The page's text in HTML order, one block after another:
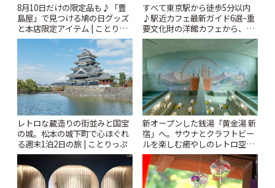
8月10日だけの限定品も♪「豊
島屋」で見つける鳩の日グッズ
と本店限定アイテム | ことりっ
ぷ
すべて東京駅から徒歩5分以内
♪駅近カフェ最新ガイド6選~重
要文化財の洋館カフェから、改
札すぐのレトロ喫茶まで~ | こと
レトロな蔵造りの街並みと国宝
の城。松本の城下町で心ほぐれ
る週末1泊2日の旅 | ことりっぷ
新オープンした銭湯「黄金湯 新
宿」へ。サウナとクラフトビー
ルを楽しむ癒やしのレトロ空間
| ことりっぷ